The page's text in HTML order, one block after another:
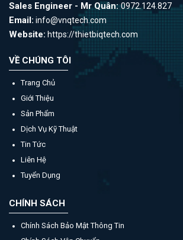
Sales Engineer - Mr Quân:0972.124.827
Email: info@vnqtech.com
Website: https://thietbiqtech.com
VỀ CHÚNG TÔI
Trang Chủ
Giới Thiệu
Sản Phẩm
Dịch Vụ Kỹ Thuật
Tin Tức
Liên Hệ
Tuyển Dụng
CHÍNH SÁCH
Chính Sách Bảo Mật Thông Tin